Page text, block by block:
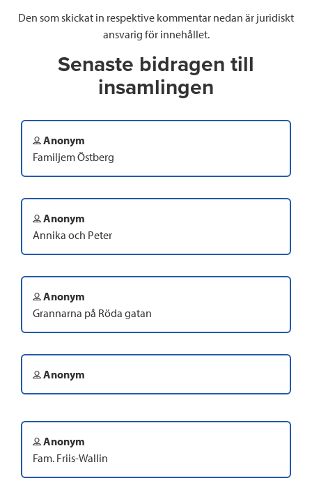
Den som skickat in respektive kommentar nedan är juridiskt
ansvarig för innehållet.
Senaste bidragen till
insamlingen
Anonym
Familjem Östberg
Anonym
Annika och Peter
Anonym
Grannarna på Röda gatan
Anonym
Anonym
Fam. Friis-Wallin